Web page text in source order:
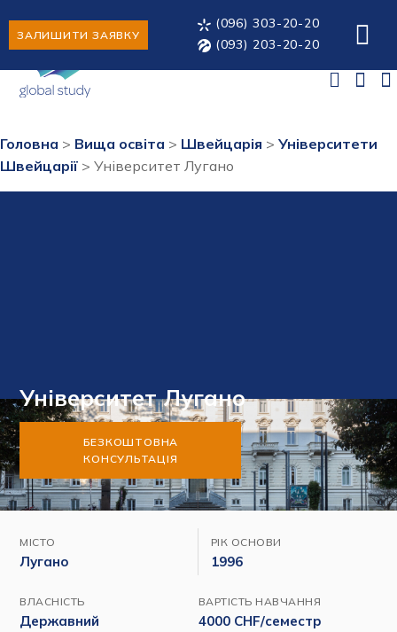
ЗАЛИШИТИ ЗАЯВКУ
(096) 303-20-20
(093) 203-20-20
Головна > Вища освіта > Швейцарія > Університети
Швейцарії > Університет Лугано
Університет Лугано
БЕЗКОШТОВНА
КОНСУЛЬТАЦІЯ
МІСТО
Лугано
РІК ОСНОВИ
1996
ВЛАСНІСТЬ
Державний
ВАРТІСТЬ НАВЧАННЯ
4000 CHF/семестр